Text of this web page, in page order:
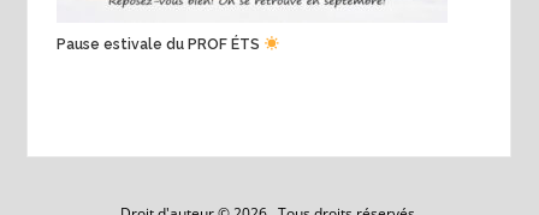
Pause estivale du PROF ÉTS